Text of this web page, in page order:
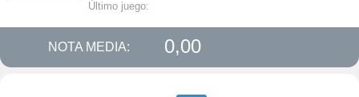
Último juego:
NOTA MEDIA: 0,00